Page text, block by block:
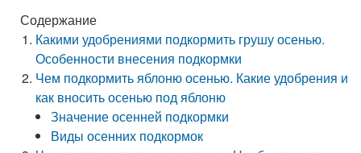
Содержание
Какими удобрениями подкормить грушу осенью.
Особенности внесения подкормки
Чем подкормить яблоню осенью. Какие удобрения и
как вносить осенью под яблоню
Значение осенней подкормки
Виды осенних подкормок